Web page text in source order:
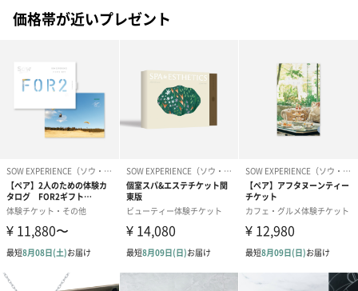
韓国発【Huxley】
テンシードオイル」を主成分に、シンプルなスキンケアソリュー
ションを提供する韓国発のスキンケアブランドです。
ハクスリーの商品すべてに共通する香りは、豊かな緑を湛えた異
た、上質でボタニカルなオリジナルの香り（シグネチャーセン
ト）です。
肌からほんのりと心地よい香りが続き、気分も上がること間違い
なし◎
また、インテリアを邪魔しない、スタイリッシュなパッケージが
価格帯が近いプレゼント